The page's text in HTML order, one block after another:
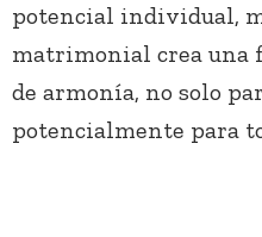
potencial individual,
matrimonial crea una
de armonía, no solo
potencialmente para